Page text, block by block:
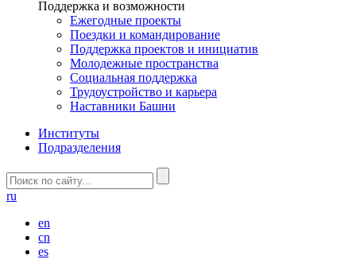
Поддержка и возможности
Ежегодные проекты
Поездки и командирование
Поддержка проектов и инициатив
Молодежные пространства
Социальная поддержка
Трудоустройство и карьера
Наставники Башни
Институты
Подразделения
ru
en
cn
es